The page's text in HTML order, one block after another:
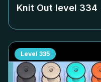
Knit Out level 334
Level 335